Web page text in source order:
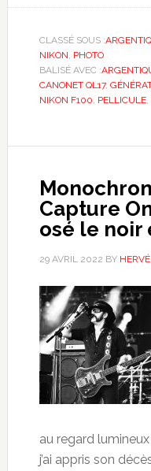
CLASSÉ SOUS :
NIKON PHOTO
BALISÉ AVEC :
CANONET QL17,
NIKON F100 PELLICULE,
Capture
osé le noir
29 AVRIL 2022 BY
au regard
j’ai appris son